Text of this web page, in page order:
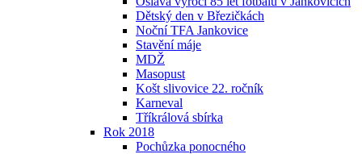
Dětský den v Březičkách
Noční TFA Jankovice
Stavění máje
MDŽ
Masopust
Košt slivovice 22. ročník
Karneval
Tříkrálová sbírka
Rok 2018
Pochůzka ponocného